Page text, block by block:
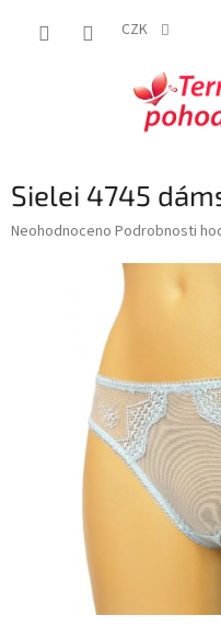
CZK
Sielei 4745
Průměrné
Neohodnoceno Podrobnosti